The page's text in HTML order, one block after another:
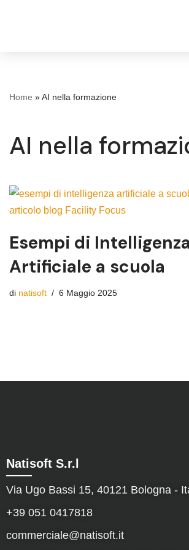
Home »AI nella formazione
AI nella
Esempi di Intelligenza
Artificiale a scuola
di natisoft 6 Maggio 2025
Natisoft S.r.l
Via Ugo Bassi 15, 40121 Bologna -
+39 051 0417818
commerciale@natisoft.it